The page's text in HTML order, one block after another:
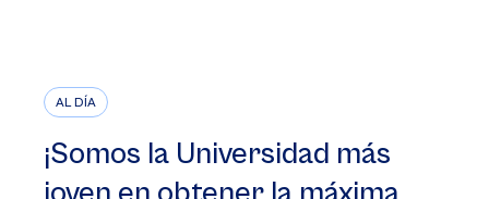
AL DÍA
¡Somos la Universidad más